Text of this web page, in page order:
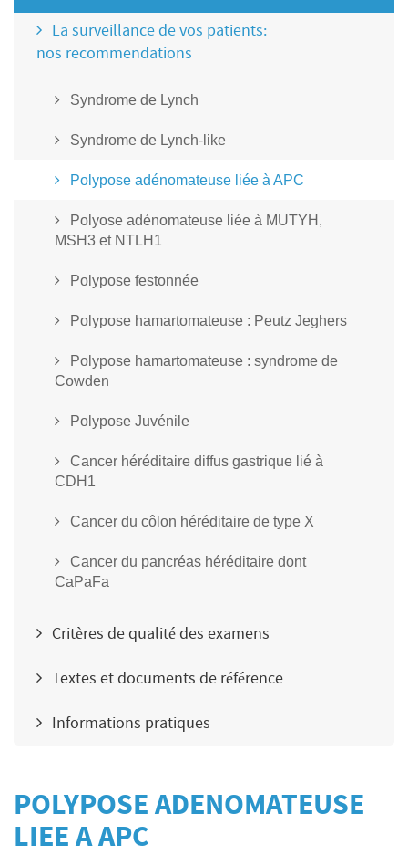
La surveillance de vos patients:
nos recommendations
Syndrome de Lynch
Syndrome de Lynch-like
Polypose adénomateuse liée à APC
Polyose adénomateuse liée à MUTYH,
MSH3 et NTLH1
Polypose festonnée
Polypose hamartomateuse : Peutz Jeghers
Polypose hamartomateuse : syndrome de
Cowden
Polypose Juvénile
Cancer héréditaire diffus gastrique lié à
CDH1
Cancer du côlon héréditaire de type X
Cancer du pancréas héréditaire dont
CaPaFa
Critères de qualité des examens
Textes et documents de référence
Informations pratiques
POLYPOSE ADENOMATEUSE
LIEE A APC